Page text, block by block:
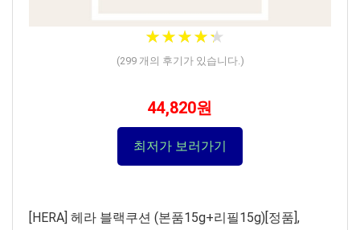
★★★★★
★★★★★
(299개의 후기가 있습니다.)
44,820원
최저가 보러가기
[HERA] 헤라 블랙쿠션 (본품15g+리필15g)[정품],